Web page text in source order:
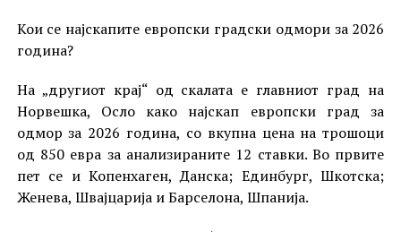
Кои се најскапите европски градски одмори за 2026
година?
На „другиот крај“ од скалата е главниот град на
Норвешка, Осло како најскап европски град за
одмор за 2026 година, со вкупна цена на трошоци
од 850 евра за анализираните 12 ставки. Во првите
пет се и Копенхаген, Данска; Единбург, Шкотска;
Женева, Швајцарија и Барселона, Шпанија.